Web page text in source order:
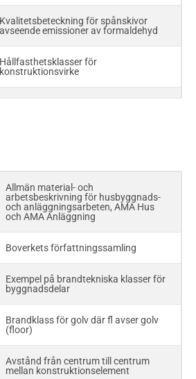
Kvalitetsbeteckning för spånskivor
avseende emissioner av formaldehyd
Hållfasthetsklasser för
konstruktionsvirke
nr 1 del 1:2017
Träskyddsklass för impregnerat virke av
gran enligt EN 351-1 och NTR
dokument nr 1 del 2:2011
Medium Density Fibre-board
Kvalitetssäkringssystem utarbetat av
RISE
Polyetylenglykol
Hållfasthetsklasser för K-plywood
Allmän material- och
arbetsbeskrivning för husbyggnads-
och anläggningsarbeten, AMA Hus
och AMA Anläggning
Boverkets författningssamling
Exempel på brandtekniska klasser för
byggnadsdelar
Brandklass för golv där fl avser golv
(floor)
Avstånd från centrum till centrum
mellan konstruktionselement